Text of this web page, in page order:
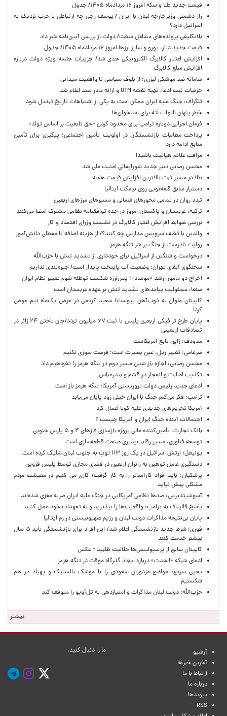
قیمت جدید طلا و سکه امروز ۱۶ مردادماه ۱۴۰۵/ جدول
راز دشمنی وزیرخارجه لبنان با ایران / یوسف رجی چه ارتباطی با حزب نزدیک به
اسرائیل دارد؟
بلاتکلیفی پرونده‌های مشاغل سخت/ دولت از بررسی آیین‌نامه خبر داد
قیمت جدید دلار، یورو و سایر ارزها امروز ۱۶ مردادماه ۱۴۰۵/ جدول
افزایش اعتبار کالابرگ الکترونیکی جدی شد/ جزییات جلسه ویژه دولت درباره
افزایش مبلغ کالابرگ
سامانه ضد موشکی لیزری؛ از بلوف سیاسی تا واقعیت میدانی
جزئیات ثبت ادعا، تهیه نقشه UTM و ارائه مادر سند اعلام شد
تلگراف: جنگ علیه ایران ممکن است به یکی از اشتباهات تاریخ تبدیل شود
خطر پنهان التهاب لثه برای استخوان‌ها
فرمان اجرایی دوباره ترامپ برای محدود کردن «حق تابعیت بر اساس تولد»
پرداخت مطالبات بازنشستگان در اولویت تأمین اجتماعی؛ پیگیری برای تأمین
منابع ادامه دارد
مراقب علائم هپاتیت باشید!
محسن رضایی دبیر جدید شورایعالی امنیت ملی شد
طلا در مسیر ثبت بالاترین افزایش قیمت هفته
دستیار سابق قلعه‌نویی روی نیمکت ایتالیا
تردد روان در تمامی محورهای شمالی و مسیرهای مرزهای اربعین
ترکیه، عربستان و پاکستان امروز در جده توافقنامه نظامی مشترک امضا می‌کنند
بررسی ضوابط افزایش اعتبار کالابرگ در نشست وزرای اقتصاد و کار
والدین با تخلف سرویس مدارس چه کنند؟/ از هزینه اضافه تا معطلی دانش‌آموز
روایت نادرست از جنگ بر سَر تنگه هرمز
درخواست واشنگتن از اسرائیل برای خودداری از تشدید تنش با حزب‌الله
سخنگوی آبفای تهران: وضعیت آب پایتخت پایدار است/ جیره‌بندی نداریم
اخراج دو مأمور ارشد «موساد»؛ پس‌لرزه شکست توطئه شوم تغییر نظام ایران
صنعا: مسئولیت پیامدهای تشدید تنش بر عهده عربستان است
کاپیتان ملوان به ذوب‌آهن پیوست/ سعید کریمی در عرض یک‌ماه تیم عوض
کرد!
پایان طرح ترافیکی اربعین پلیس با ثبت ۶۷ میلیون تردد/جان باختن ۲۴ زائر در
تصادفات اربعینی
مدودف: ژاپن تابع آمریکاست
ضرغامی: تغییر ریل، عین بصیرت است؛ فرصت سوزی نکنیم
محسن رضایی: اجازه باز شدن مسیر دوم در تنگه هرمز را نخواهیم داد
تکذیب اصابت و انفجار در قشم و بندرعباس
ادعای جدید رئیس دولت تروریستی آمریکا: تنگه هرمز باز است
ترامپ: فکر می‌کنم جنگ با ایران خیلی زود پایان می‌یابد
آمریکا تحریم‌های جدیدی علیه کوبا اعمال کرد
احتمالات آینده جنگ ایران و آمریکا چیست ؟
بانک تجارت، تأمین‌کننده مالی پروژه بازسازی فازهای ۴ و ۵ پارس جنوبی
توسعه فناوری، مسیر رقابت‌پذیری صنعت قطعه‌سازی است
یونیفل: ارتش اسرائیل در یک روز ۱۱۳ توپ به جنوب لبنان شلیک کرده است
دستگیری عامل توهین به زائران اربعین در فضای مجازی توسط پلیس قزوین
پزشکیان: باید افراد کارآمدتر را به کار گرفت/ کاری می کنیم در معیشت مردم
مشکلی پیش نیاید
آسوشیتدپرس: صدها نظامی آمریکایی در جنگ علیه ایران ضربه مغزی شده‌اند
پاسخ قالیباف به ترامپ: واقعیت‌ها را بپذیرید و به تعهدات خود عمل کنید
پایان بی‌نتیجه مذاکرات دولت لبنان و رژیم صهیونیستی در رم ایتالیا
فوری؛ شرط جدید بازنشستگی اعلام شد/ این افراد برای بازنشستگی باید ۵ سال
بیشتر خدمت کنند
کاپیتان سابق از پرسپولیسی‌ها حلالیت طلبید + عکس
ادعای شبکه «الحدث» درباره ایجاد گذرگاه موقت در تنگه هرمز
یحیی سریع: مواضع مزدوران سعودی را با موشک بالستیک و پهپاد در هم
شکستیم
حزب‌الله: دولت لبنان مذاکرات و امتیازدهی به تل‌آویو را متوقف کند
بیشتر
آرشیو
آخرین خبرها
ارتباط با ما
درباره ما
پیوندها
RSS
ما را دنبال کنید.